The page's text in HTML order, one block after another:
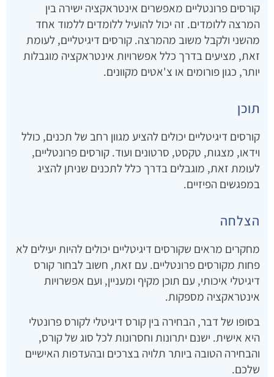
קורסים פרונטליים מאפשרים אינטראקציה ישירה בין
המרצה ללומדים. זה יכול להועיל ללומדים ללמוד אחד
מהשני ולקבל משוב מהמרצה. קורסים דיגיטליים, לעומת
זאת, מציעים בדרך כלל אפשרויות אינטראקציה מוגבלות
יותר, כגון פורומים או צ'אטים מקוונים.
תוכן
קורסים דיגיטליים יכולים להציע מגוון רחב של תכנים, כולל
וידאו, מצגות, טקסט, סרטונים ועוד. קורסים פרונטליים,
לעומת זאת, מוגבלים בדרך כלל לתכנים שניתן להציג
במפגשים הפיזיים.
הצלחה
מחקרים מראים שקורסים דיגיטליים יכולים להיות יעילים לא
פחות מקורסים פרונטליים. עם זאת, חשוב לבחור קורס
דיגיטלי איכותי, עם תוכן מקיף ומעניין, ועם אפשרויות
אינטראקציה מספקות.
בסופו של דבר, הבחירה בין קורס דיגיטלי לקורס פרונטלי
היא אישית. ישנם יתרונות וחסרונות לכל סוג של קורס,
והבחירה הטובה ביותר תלויה בצרכים ובהעדפות האישיים
שלכם.